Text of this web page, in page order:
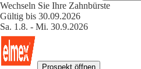
Wechseln Sie Ihre Zahnbürste
Gültig bis 30.09.2026
Sa. 1.8. - Mi. 30.9.2026
Prospekt öffnen